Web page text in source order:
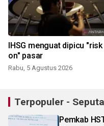
IHSG menguat dipicu "risk
on" pasar
Rabu, 5 Agustus 2026
Terpopuler -
Pemkab